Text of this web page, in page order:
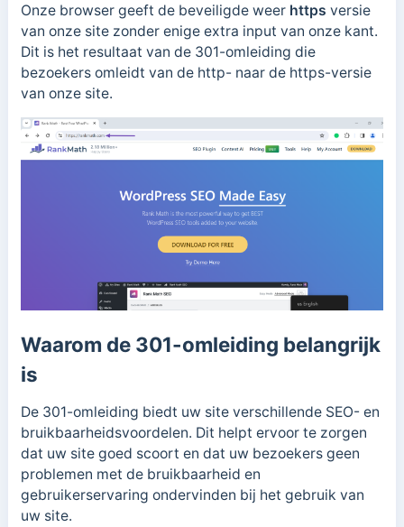
Onze browser geeft de beveiligde weer https versie
van onze site zonder enige extra input van onze kant.
Dit is het resultaat van de 301-omleiding die
bezoekers omleidt van de http- naar de https-versie
van onze site.
Waarom de 301-omleiding belangrijk
is
De 301-omleiding biedt uw site verschillende SEO- en
bruikbaarheidsvoordelen. Dit helpt ervoor te zorgen
dat uw site goed scoort en dat uw bezoekers geen
problemen met de bruikbaarheid en
gebruikerservaring ondervinden bij het gebruik van
uw site.